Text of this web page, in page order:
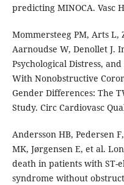
predicting MINOCA. Vasc
Mommersteeg PM, Arts L,
Aarnoudse W, Denollet J.
Psychological Distress,
With Nonobstructive
Gender Differences: The
Study. Circ Cardiovasc
Andersson HB, Pedersen
MK, Jørgensen E, et al.
death in patients with ST-
syndrome without